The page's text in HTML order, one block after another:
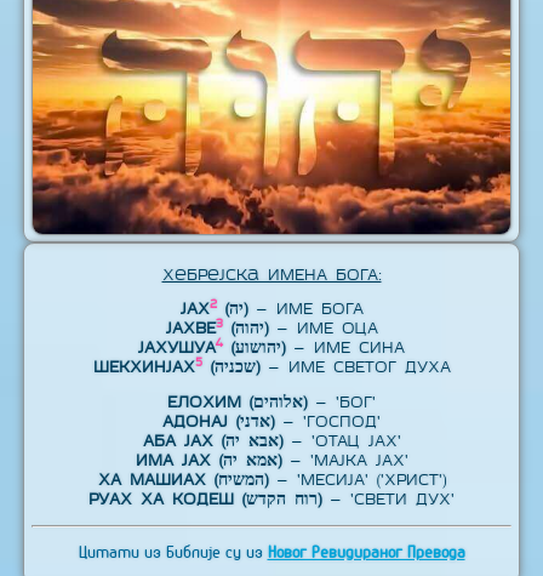
Хебрејска ИМЕНА БОГА:
ЈАХ2 (יה)– ИМЕ БОГА
ЈАХВЕ3 (יהוה)– ИМЕ ОЦА
ЈАХУШУА4 (יהושוע)– ИМЕ СИНА
ШЕКХИНЈАХ5 (שכניה)– ИМЕ СВЕТОГ ДУХА
ЕЛОХИМ (אלוהים)– 'БОГ'
АДОНАЈ (אדני)– 'ГОСПОД'
АБА ЈАХ (אבא יה)– 'ОТАЦ ЈАХ'
ИМА ЈАХ (אמא יה)– 'МАЈКА ЈАХ'
ХА МАШИАХ (המשיח)– 'МЕСИЈА' ('ХРИСТ')
РУАХ ХА КОДЕШ (רוח הקדש)– 'СВЕТИ ДУХ'
Цитати из Библије су из Новог Ревидираног Превода